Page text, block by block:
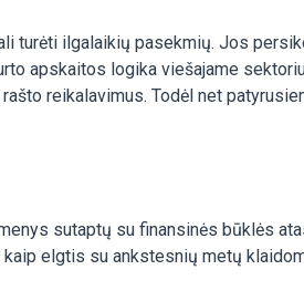
turėti ilgalaikių pasekmių. Jos
apskaitos logika viešajame
rašto reikalavimus. Todėl net
sutaptų su finansinės būklės
elgtis su ankstesnių metų